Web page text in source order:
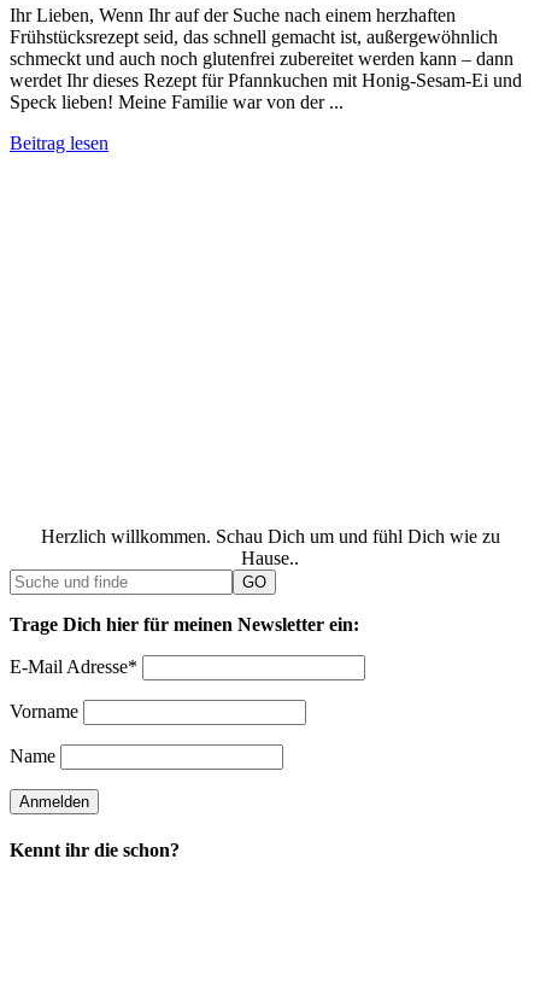
Ihr Lieben, Wenn Ihr auf der Suche nach einem herzhaften
Frühstücksrezept seid, das schnell gemacht ist, außergewöhnlich
schmeckt und auch noch glutenfrei zubereitet werden kann – dann
werdet Ihr dieses Rezept für Pfannkuchen mit Honig-Sesam-Ei und
Speck lieben! Meine Familie war von der ...
Beitrag lesen
Herzlich willkommen. Schau Dich um und fühl Dich wie zu
Hause..
Trage Dich hier für meinen Newsletter ein:
E-Mail Adresse*
Vorname
Name
Kennt ihr die schon?